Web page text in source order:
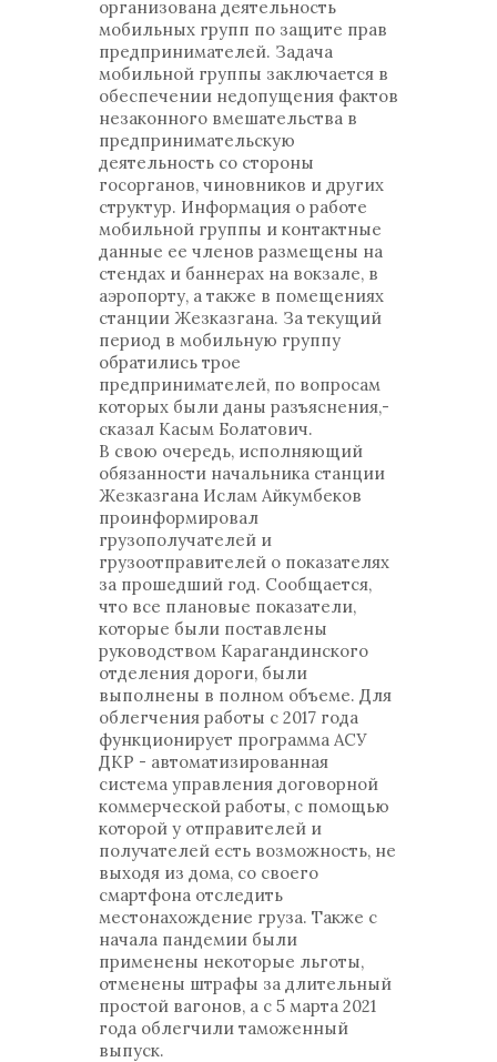
организована деятельность
мобильных групп по защите прав
предпринимателей. Задача
мобильной группы заключается в
обеспечении недопущения фактов
незаконного вмешательства в
предпринимательскую
деятельность со стороны
госорганов, чиновников и других
структур. Информация о работе
мобильной группы и контактные
данные ее членов размещены на
стендах и баннерах на вокзале, в
аэропорту, а также в помещениях
станции Жезказгана. За текущий
период в мобильную группу
обратились трое
предпринимателей, по вопросам
которых были даны разъяснения,-
сказал Касым Болатович.
В свою очередь, исполняющий
обязанности начальника станции
Жезказгана Ислам Айкумбеков
проинформировал
грузополучателей и
грузоотправителей о показателях
за прошедший год. Сообщается,
что все плановые показатели,
которые были поставлены
руководством Карагандинского
отделения дороги, были
выполнены в полном объеме. Для
облегчения работы с 2017 года
функционирует программа АСУ
ДКР - автоматизированная
система управления договорной
коммерческой работы, с помощью
которой у отправителей и
получателей есть возможность, не
выходя из дома, со своего
смартфона отследить
местонахождение груза. Также с
начала пандемии были
применены некоторые льготы,
отменены штрафы за длительный
простой вагонов, а с 5 марта 2021
года облегчили таможенный
выпуск.